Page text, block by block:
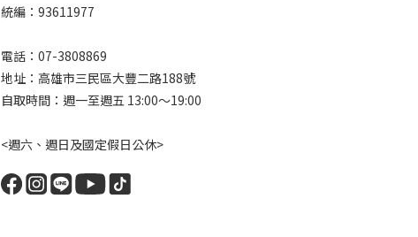
統編：93611977
電話：07-3808869
地址：高雄市三民區大豐二路188號
自取時間：週一至週五 13:00～19:00
<週六、週日及國定假日公休>